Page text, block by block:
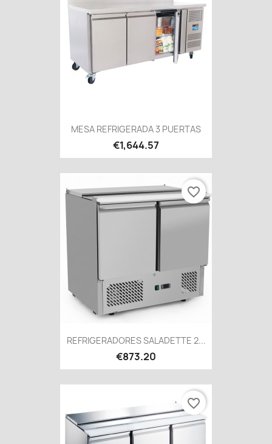
MESA REFRIGERADA 3 PUERTAS
€1,644.57
REFRIGERADORES SALADETTE 2...
€873.20
favorite_border
favorite_border